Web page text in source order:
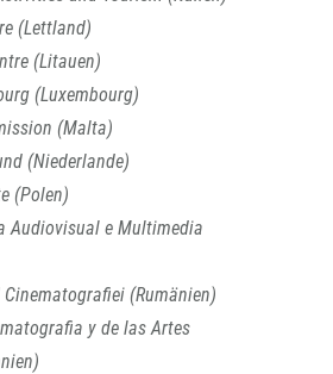
(Lettland)
(Litauen)
(Luxembourg)
(Malta)
(Niederlande)
(Polen)
Audiovisual e Multimedia
(Rumänien)
y de las Artes